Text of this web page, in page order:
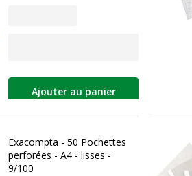
Ajouter au panier
Exacompta - 50 Pochettes
perforées - A4 - lisses -
9/100